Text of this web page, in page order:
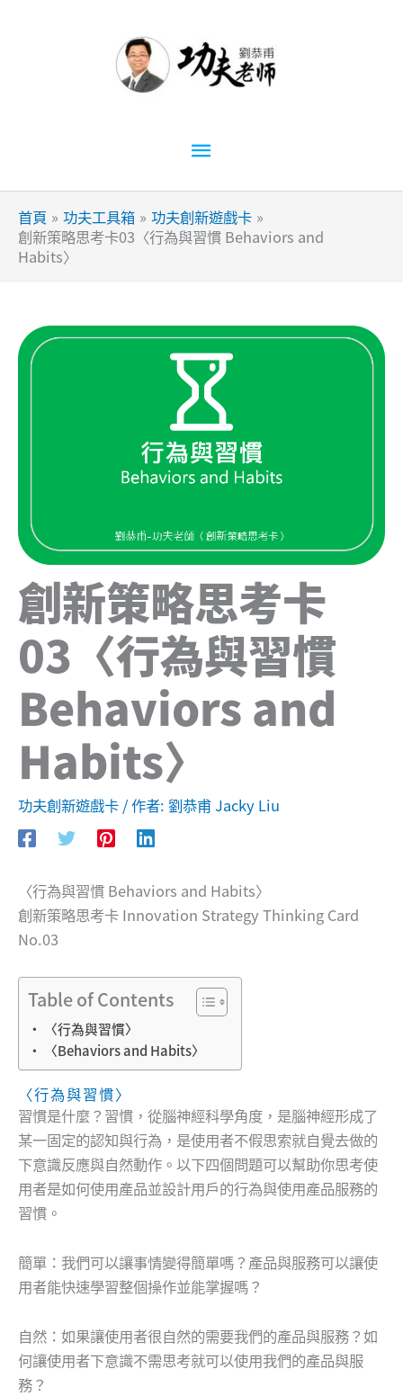
主
要
選
首頁 功夫工具箱
功夫創新遊戲卡
創新策略思考卡03〈行為與習慣 Behaviors and
Habits〉
創新策略思考卡
03〈行為與習慣
Behaviors and
Habits〉
功夫創新遊戲卡 / 作者: 劉恭甫 Jacky Liu
〈行為與習慣 Behaviors and Habits〉
創新策略思考卡 Innovation Strategy Thinking Card
No.03
Table of Contents
〈行為與習慣〉
〈Behaviors and Habits〉
〈行為與習慣〉
習慣是什麼？習慣，從腦神經科學角度，是腦神經形成了
某一固定的認知與行為，是使用者不假思索就自覺去做的
下意識反應與自然動作。以下四個問題可以幫助你思考使
用者是如何使用產品並設計用戶的行為與使用產品服務的
習慣。
簡單：我們可以讓事情變得簡單嗎？產品與服務可以讓使
用者能快速學習整個操作並能掌握嗎？
自然：如果讓使用者很自然的需要我們的產品與服務？如
何讓使用者下意識不需思考就可以使用我們的產品與服
務？